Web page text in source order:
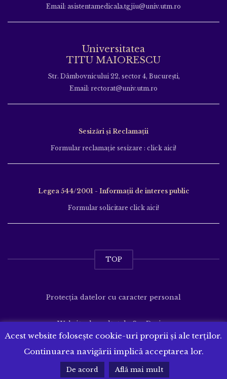
Email: asistentamedicala.tgjiu@univ.utm.ro
Universitatea
TITU MAIORESCU
Str. Dâmbovnicului 22, sector 4, București,
Email: rectorat@univ.utm.ro
Sesizări și Reclamații
Formular reclamație sesizare : click aici!
Legea 544/2001 - Informații de interes public
Formular solicitare click aici!
TOP
Protecția datelor cu caracter personal
Website dezvoltat deSenDesign
Acest website folosește cookie-uri proprii și ale terților.
Continuarea navigării implică acceptarea lor.
De acord Află mai mult